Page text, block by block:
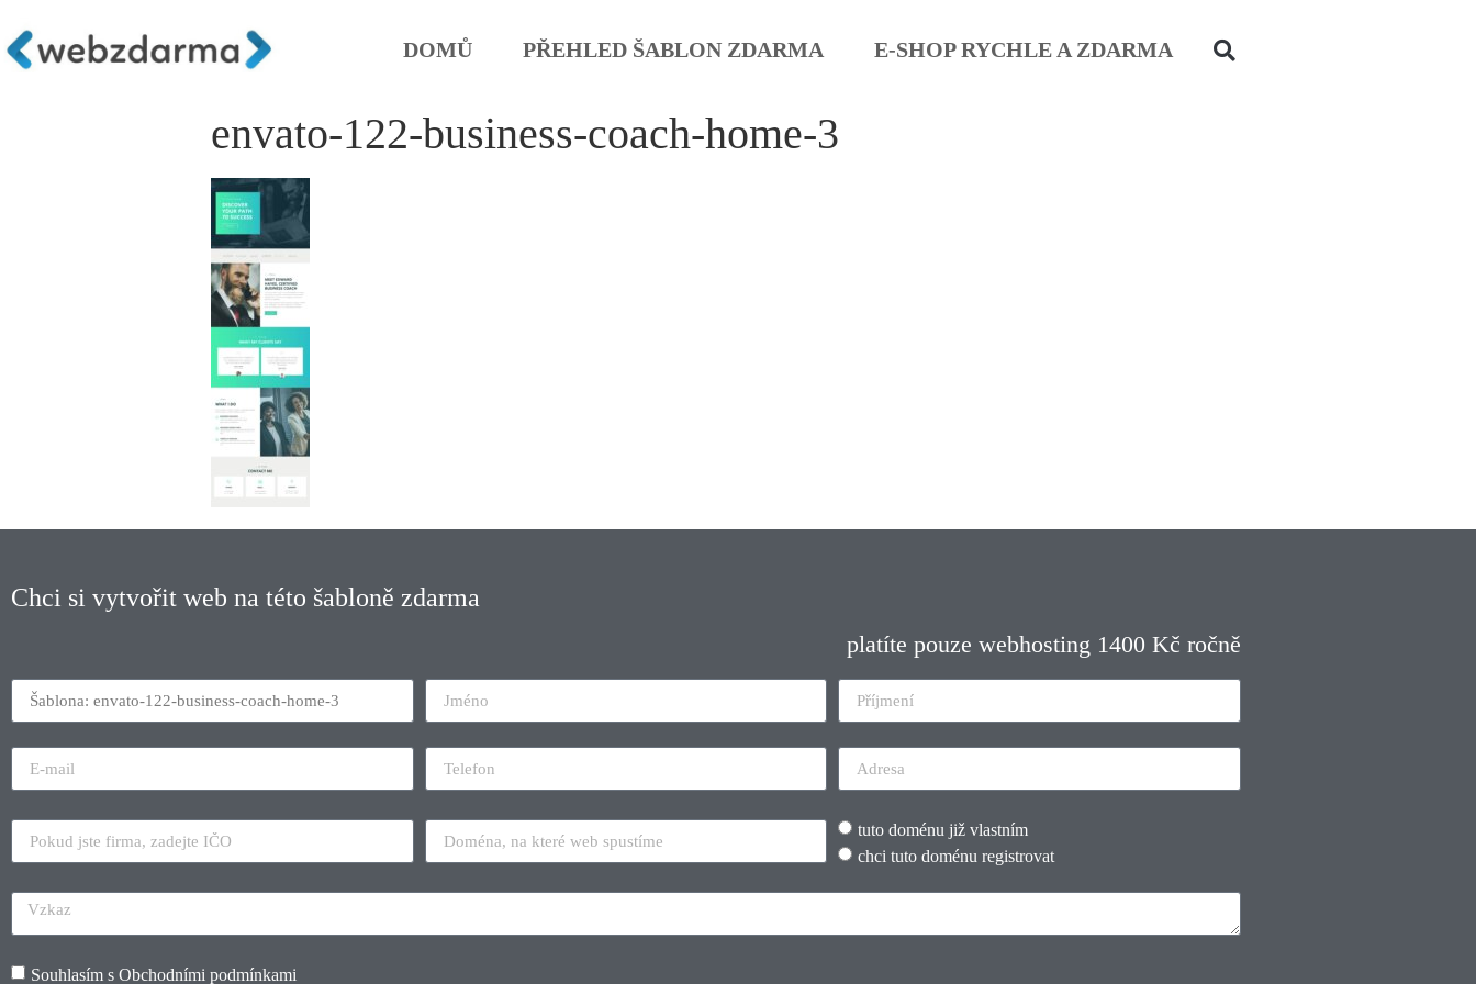
DOMŮ PŘEHLED ŠABLON ZDARMA E-SHOP RYCHLE A ZDARMA
envato-122-business-coach-home-3
Chci si vytvořit web na této šabloně zdarma
platíte pouze webhosting 1400 Kč ročně
tuto doménu již vlastním
chci tuto doménu registrovat
Souhlasím s Obchodními podmínkami